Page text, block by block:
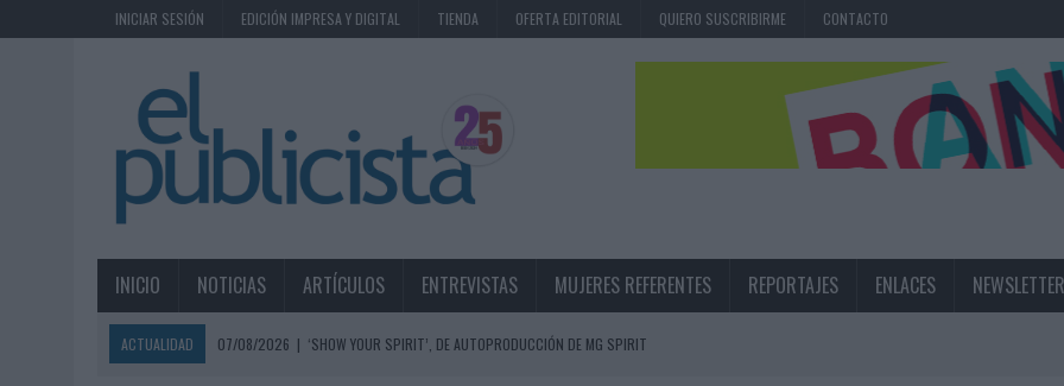
INICIAR SESIÓN EDICIÓN IMPRESA Y DIGITAL TIENDA OFERTA EDITORIAL QUIERO SUSCRIBIRME CONTACTO
INICIO NOTICIAS ARTÍCULOS ENTREVISTAS MUJERES REFERENTES REPORTAJES ENLACES NEWSLETTER
ACTUALIDAD 07/08/2026 | ‘SHOW YOUR SPIRIT’, DE AUTOPRODUCCIÓN DE MG SPIRIT